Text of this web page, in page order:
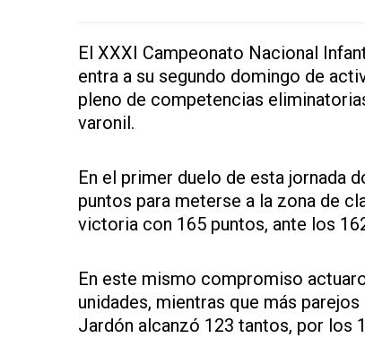
El XXXI Campeonato Nacional
entra a su segundo domingo de
pleno de competencias
varonil.
En el primer duelo de esta jornada
puntos para meterse a la zona de
victoria con 165 puntos, ante los
En este mismo compromiso
unidades, mientras que más
Jardón alcanzó 123 tantos, por los